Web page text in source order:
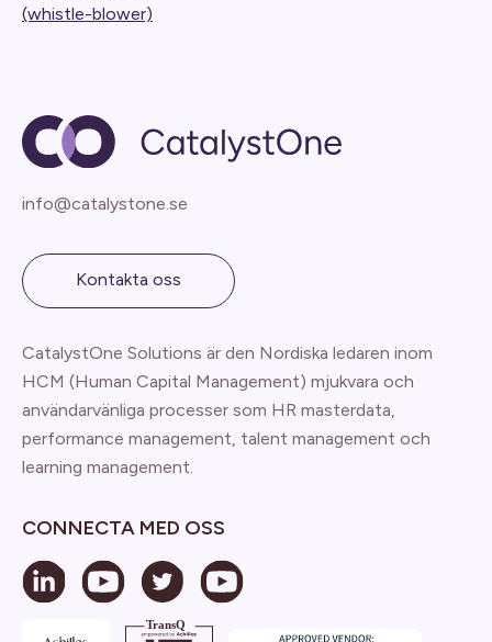
(whistle-blower)
info@catalystone.se
Kontakta oss
CatalystOne Solutions är den Nordiska ledaren inom
HCM (Human Capital Management) mjukvara och
användarvänliga processer som HR masterdata,
performance management, talent management och
learning management.
CONNECTA MED OSS